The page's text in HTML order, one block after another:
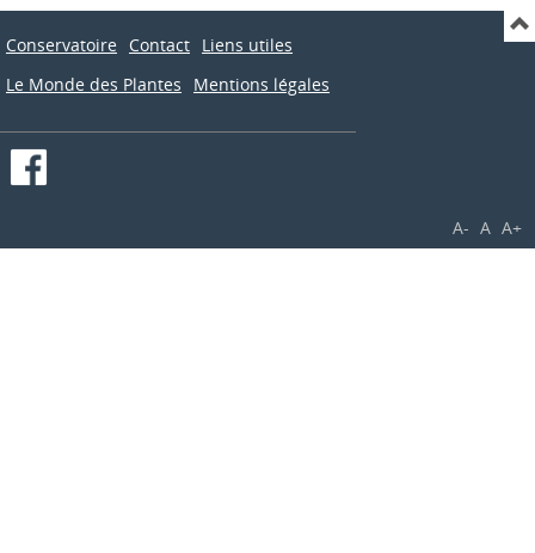
Conservatoire Contact Liens utiles
Le Monde des Plantes
Mentions légales
A- A A+